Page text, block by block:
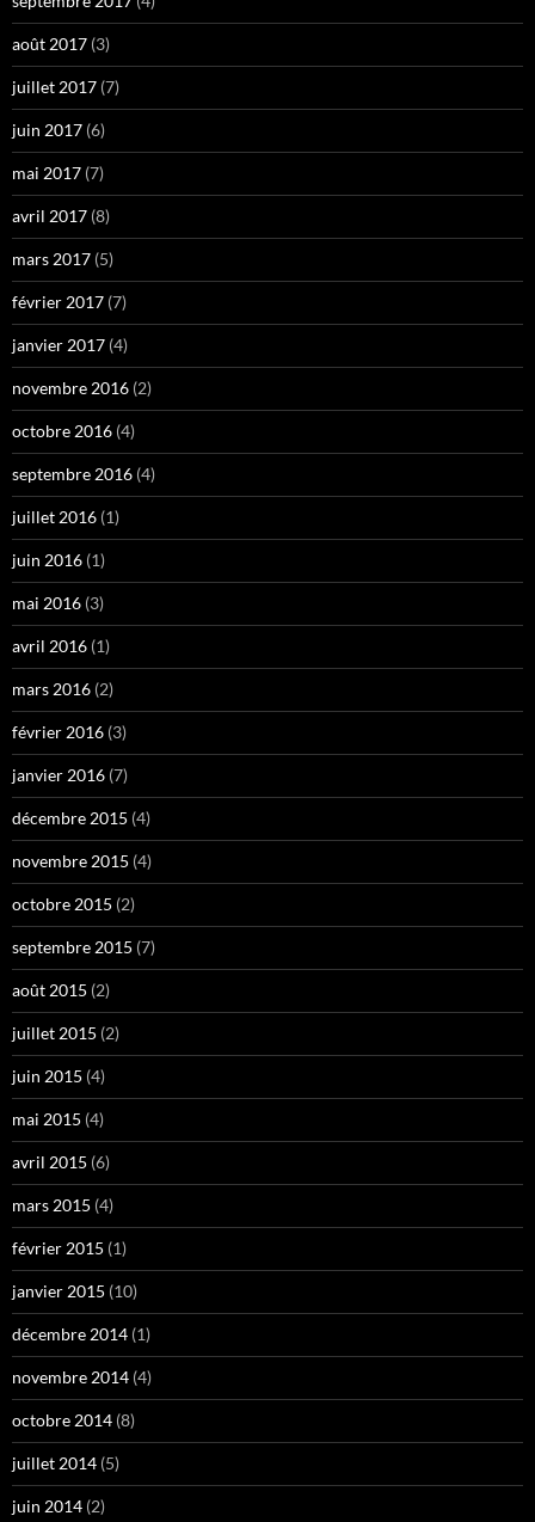
août 2017 (3)
juillet 2017 (7)
juin 2017 (6)
mai 2017 (7)
avril 2017 (8)
mars 2017 (5)
février 2017 (7)
janvier 2017 (4)
novembre 2016 (2)
octobre 2016 (4)
septembre 2016 (4)
juillet 2016 (1)
juin 2016 (1)
mai 2016 (3)
avril 2016 (1)
mars 2016 (2)
février 2016 (3)
janvier 2016 (7)
décembre 2015 (4)
novembre 2015 (4)
octobre 2015 (2)
septembre 2015 (7)
août 2015 (2)
juillet 2015 (2)
juin 2015 (4)
mai 2015 (4)
avril 2015 (6)
mars 2015 (4)
février 2015 (1)
janvier 2015 (10)
décembre 2014 (1)
novembre 2014 (4)
octobre 2014 (8)
juillet 2014 (5)
juin 2014 (2)